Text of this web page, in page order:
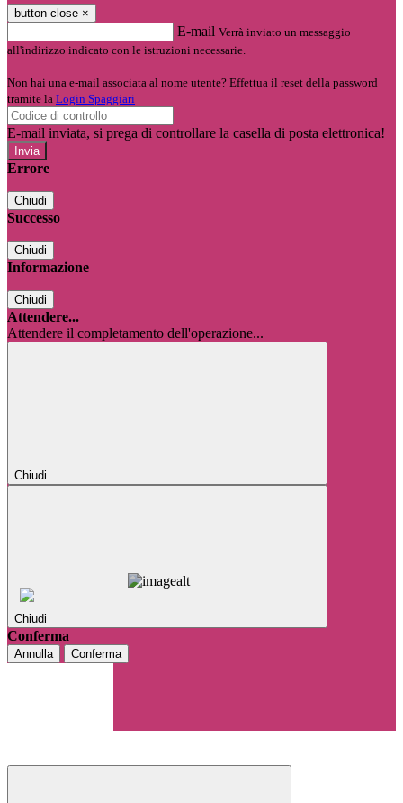
button close ×
E-mail Verrà inviato un messaggio
all'indirizzo indicato con le istruzioni necessarie.
Non hai una e-mail associata al nome utente? Effettua il reset della password
tramite la Login Spaggiari
E-mail inviata, si prega di controllare la casella di posta elettronica!
Errore
Chiudi
Successo
Chiudi
Informazione
Chiudi
Attendere...
Attendere il completamento dell'operazione...
Chiudi
Chiudi
Conferma
Annulla Conferma